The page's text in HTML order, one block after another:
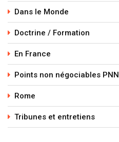
Dans le Monde
Doctrine / Formation
En France
Points non négociables PNN
Rome
Tribunes et entretiens